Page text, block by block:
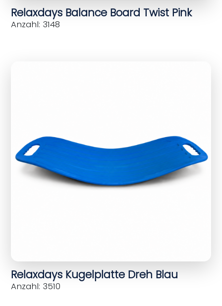
Relaxdays Balance Board Twist Pink
Anzahl: 3148
Relaxdays Kugelplatte Dreh Blau
Anzahl: 3510